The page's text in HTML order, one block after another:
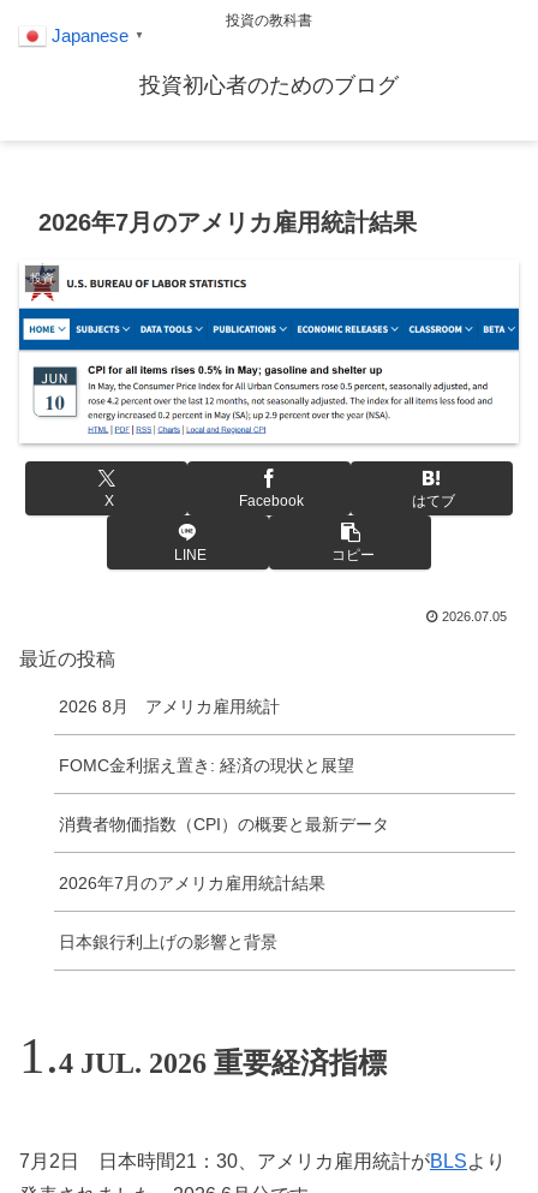
投資の教科書
投資初心者のためのブログ
2026年7月のアメリカ雇用統計結果
投資
X Facebook はてブ
LINE コピー
2026.07.05
最近の投稿
2026 8月 アメリカ雇用統計
FOMC金利据え置き: 経済の現状と展望
消費者物価指数（CPI）の概要と最新データ
2026年7月のアメリカ雇用統計結果
日本銀行利上げの影響と背景
4 JUL. 2026 重要経済指標
7月2日 日本時間21：30、アメリカ雇用統計がBLSより
Japanese ▼